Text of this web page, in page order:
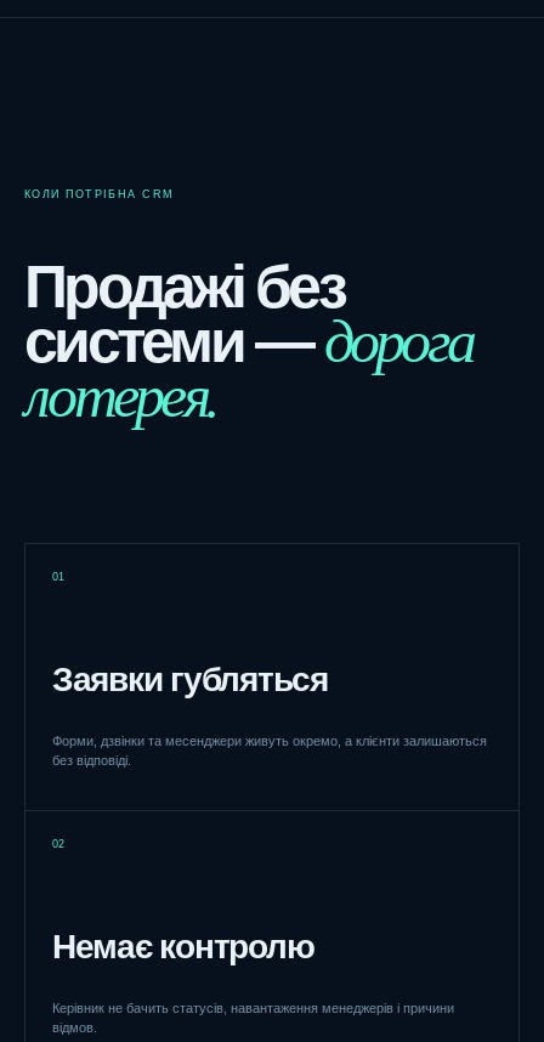
КОЛИ ПОТРІБНА CRM
Продажі без
системи —дорога
лотерея.
01
Заявки губляться
Форми, дзвінки та месенджери живуть окремо, а клієнти залишаються
без відповіді.
02
Немає контролю
Керівник не бачить статусів, навантаження менеджерів і причини
відмов.